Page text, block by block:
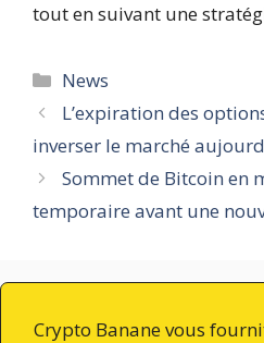
tout en suivant une
Catégories
News
L’expiration des
inverser le marché
Sommet de Bitcoin en
temporaire avant une
Crypto Banane vous